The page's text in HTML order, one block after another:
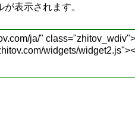
表示されます。